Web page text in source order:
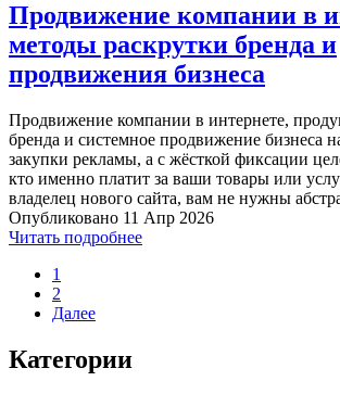
Продвижение компании в
методы раскрутки бренда и
продвижения бизнеса
Продвижение компании в интернете,
бренда и системное продвижение бизнеса
закупки рекламы, а с жёсткой фиксации
кто именно платит за ваши товары или
владелец нового сайта, вам не нужны
Опубликовано 11 Апр 2026
Читать подробнее
1
2
Далее
Категории